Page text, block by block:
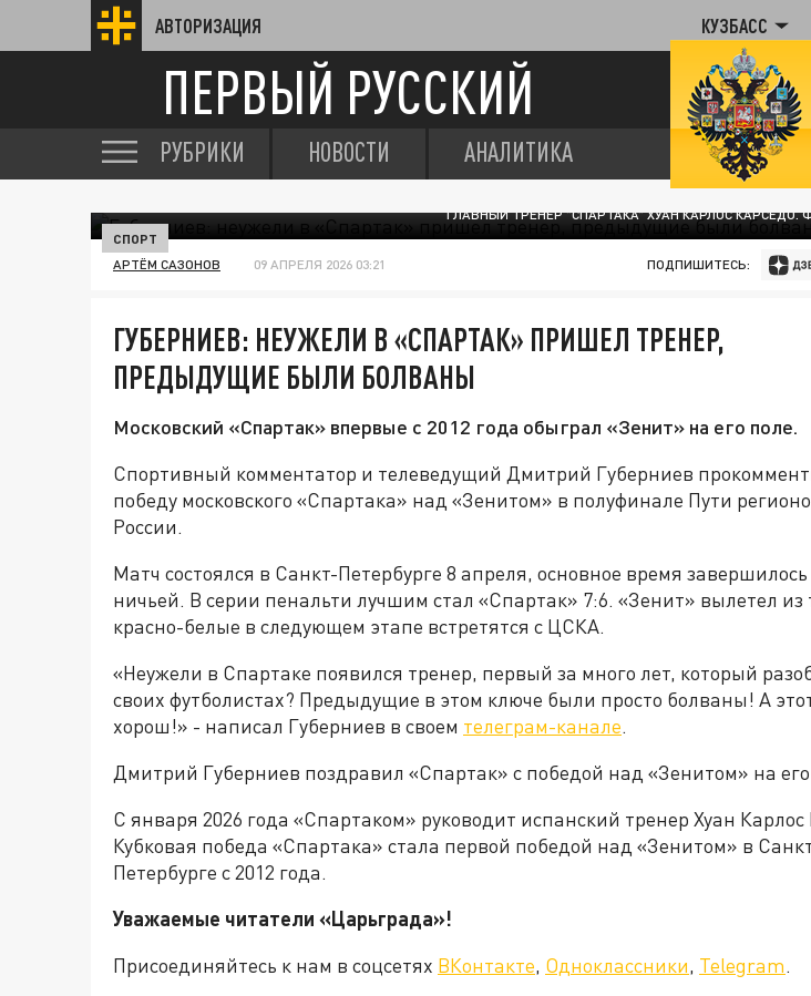
АВТОРИЗАЦИЯ КУЗБАСС
ПЕРВЫЙ РУССКИЙ
РУБРИКИ НОВОСТИ АНАЛИТИКА
ГЛАВНЫЙ ТРЕНЕР "СПАРТАКА" ХУАН КАРЛОС КАРСЕДО.
СПОРТ
АРТЁМ САЗОНОВ 09 АПРЕЛЯ 2026 03:21 ПОДПИШИТЕСЬ:
ГУБЕРНИЕВ: НЕУЖЕЛИ В «СПАРТАК» ПРИШЕЛ ТРЕНЕР,
ПРЕДЫДУЩИЕ БЫЛИ БОЛВАНЫ
Московский «Спартак» впервые с 2012 года обыграл «Зенит» на его поле.
Спортивный комментатор и телеведущий Дмитрий Губерниев
победу московского «Спартака» над «Зенитом» в полуфинале Пути
России.
Матч состоялся в Санкт-Петербурге 8 апреля, основное время
ничьей. В серии пенальти лучшим стал «Спартак» 7:6. «Зенит» вылетел из
красно-белые в следующем этапе встретятся с ЦСКА.
«Неужели в Спартаке появился тренер, первый за много лет, который
своих футболистах? Предыдущие в этом ключе были просто болваны! А
хорош!» - написал Губерниев в своем телеграм-канале.
Дмитрий Губерниев поздравил «Спартак» с победой над «Зенитом» на
С января 2026 года «Спартаком» руководит испанский тренер Хуан Карлос
Кубковая победа «Спартака» стала первой победой над «Зенитом» в
Петербурге с 2012 года.
Уважаемые читатели «Царьграда»!
Присоединяйтесь к нам в соцсетях ВКонтакте, Одноклассники, Telegram.